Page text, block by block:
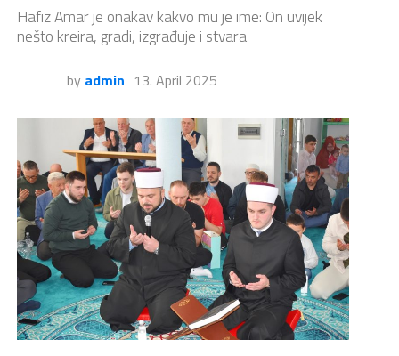
Hafiz Amar je onakav kakvo mu je ime: On uvijek
nešto kreira, gradi, izgrađuje i stvara
by admin 13. April 2025